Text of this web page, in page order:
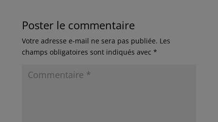
Poster le commentaire
Votre adresse e-mail ne sera pas publiée. Les
champs obligatoires sont indiqués avec *